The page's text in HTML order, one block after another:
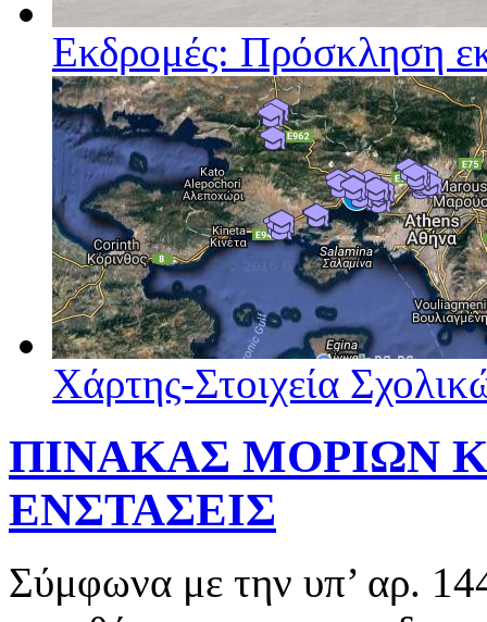
Εκδρομές: Πρόσκληση
Χάρτης-Στοιχεία
ΠΙΝΑΚΑΣ ΜΟΡΙΩΝ
ΕΝΣΤΑΣΕΙΣ
Σύμφωνα με την υπ’ αρ.